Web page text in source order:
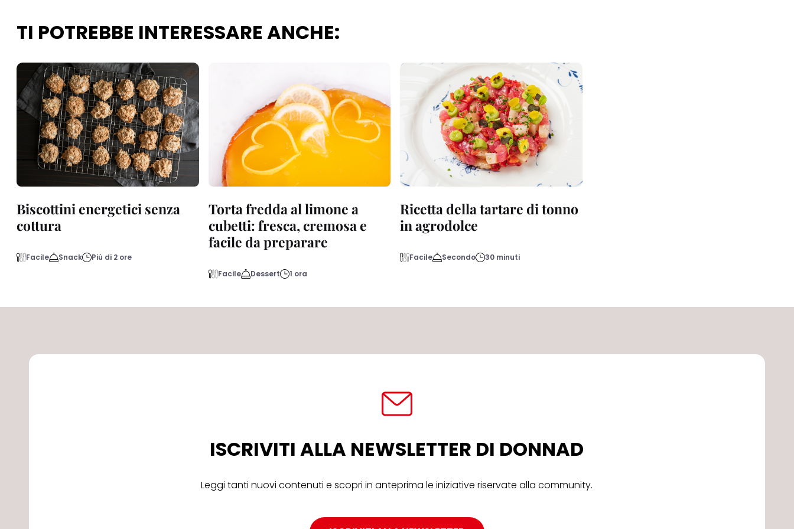
TI POTREBBE INTERESSARE ANCHE:
Biscottini energetici senza
cottura
Facile Snack Più di 2 ore
Torta fredda al limone a
cubetti: fresca, cremosa e
facile da preparare
Facile Dessert 1 ora
Ricetta della tartare di tonno
in agrodolce
Facile Secondo 30 minuti
ISCRIVITI ALLA NEWSLETTER DI DONNAD
Leggi tanti nuovi contenuti e scopri in anteprima le iniziative riservate alla community.